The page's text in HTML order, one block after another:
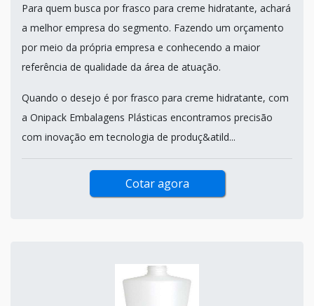
Para quem busca por frasco para creme hidratante, achará
a melhor empresa do segmento. Fazendo um orçamento
por meio da própria empresa e conhecendo a maior
referência de qualidade da área de atuação.
Quando o desejo é por frasco para creme hidratante, com
a Onipack Embalagens Plásticas encontramos precisão
com inovação em tecnologia de produç&atild...
Cotar agora